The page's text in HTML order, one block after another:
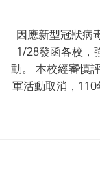
因應新型冠狀病
1/28發函各校，
動。 本校經審慎
軍活動取消，110